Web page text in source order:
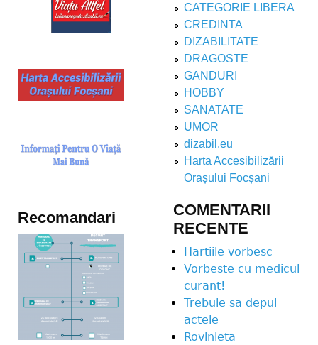
Recomandari
CATEGORIE LIBERA
CREDINTA
DIZABILITATE
DRAGOSTE
GANDURI
HOBBY
SANATATE
UMOR
dizabil.eu
Harta Accesibilizării
Orașului Focșani
COMENTARII
RECENTE
Hartiile vorbesc
Vorbeste cu medicul
curant!
Trebuie sa depui
actele
Rovinieta